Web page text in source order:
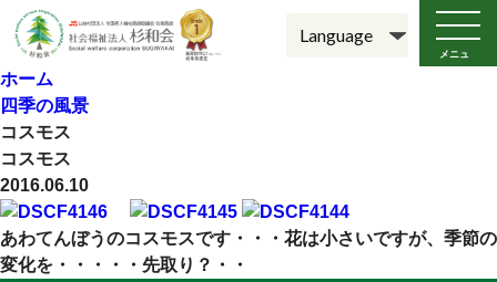
メニュ
ー
ホーム
四季の風景
コスモス
コスモス
2016.06.10
あわてんぼうのコスモスです・・・花は小さいですが、季節の
変化を・・・・・先取り？・・